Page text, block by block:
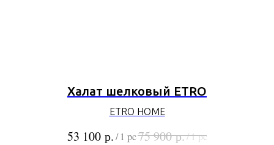
Халат шелковый ETRO
ETRO HOME
53 100 р./ 1 pc75 900 р./1 pc